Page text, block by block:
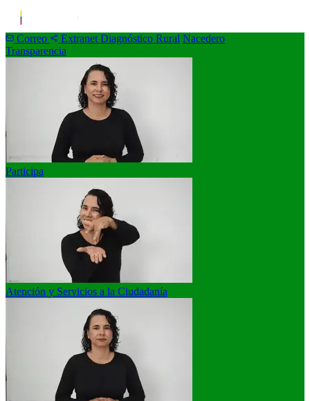
Correo Extranet Diagnóstico Rural Nacedero
Transparencia
Participa
Atención y Servicios a la Ciudadanía